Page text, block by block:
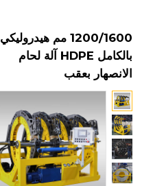
1200/1600 مم هيدروليكي
بالكامل HDPE آلة لحام
الانصهار بعقب